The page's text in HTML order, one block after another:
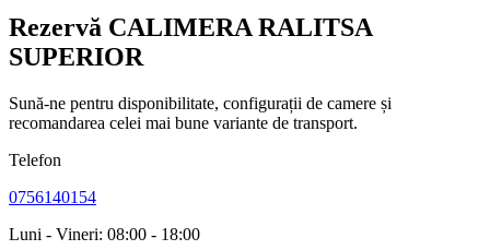
Rezervă CALIMERA RALITSA
SUPERIOR
Sună-ne pentru disponibilitate, configurații de camere și
recomandarea celei mai bune variante de transport.
Telefon
0756140154
Luni - Vineri: 08:00 - 18:00